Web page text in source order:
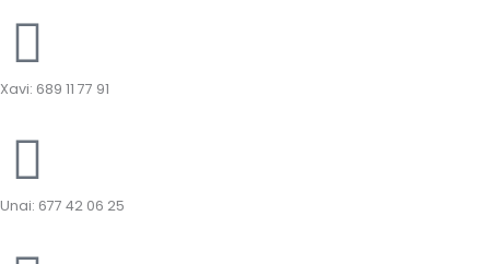
Xavi: 689 11 77 91
Unai: 677 42 06 25